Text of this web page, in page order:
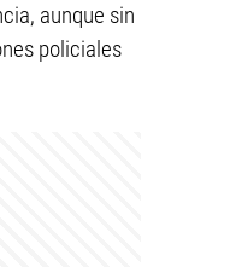
aunque sin
policiales